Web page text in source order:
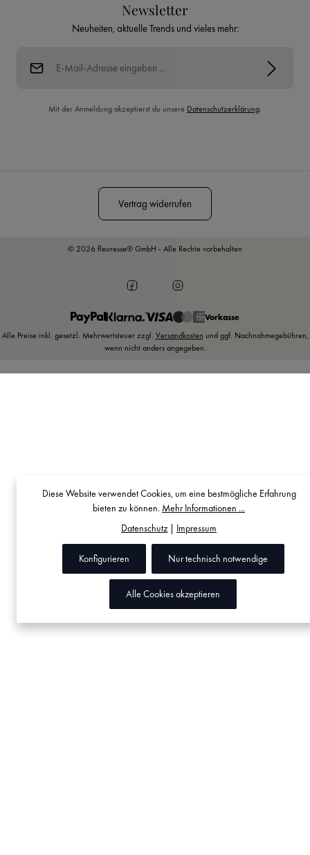
Newsletter
Neuheiten, aktuelle Trends und vieles mehr:
Mit der Anmeldung akzeptierst du unsere Datenschutzerklärung.
Vertrag widerrufen
© 2026 fleuresse® GmbH - Alle Rechte vorbehalten
Vorkasse
Alle Preise inkl. gesetzl. Mehrwertsteuer zzgl. Versandkosten und ggf. Nachnahmegebühren,
wenn nicht anders angegeben.
Diese Website verwendet Cookies, um eine bestmögliche Erfahrung
bieten zu können. Mehr Informationen ...
Datenschutz| Impressum
Nur technisch notwendige
Konfigurieren
Alle Cookies akzeptieren